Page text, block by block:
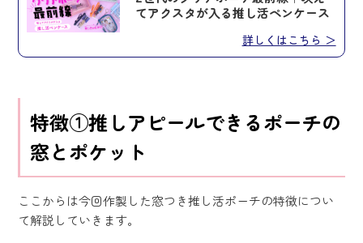
てアクスタが入る推し活ペンケース
詳しくはこちら ＞
特徴①推しアピールできるポーチの
窓とポケット
ここからは今回作製した窓つき推し活ポーチの特徴につい
て解説していきます。